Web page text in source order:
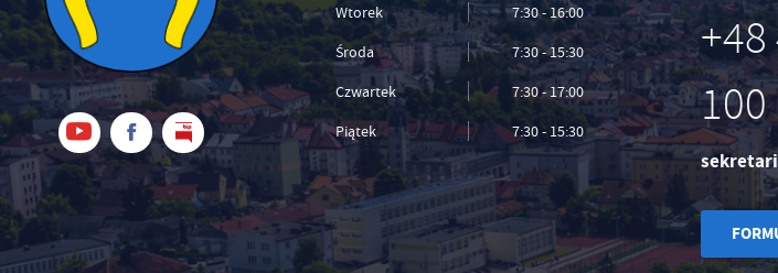
Wtorek 7:30 - 16:00
Środa 7:30 - 15:30
Czwartek 7:30 - 17:00
Piątek 7:30 - 15:30
100